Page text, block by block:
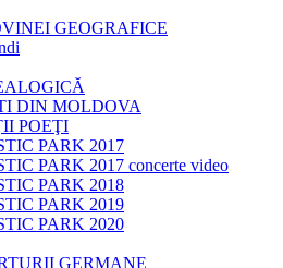
GEOGRAFICE
DIN MOLDOVA
POEŢI
PARK 2017
PARK 2017 concerte video
PARK 2018
PARK 2019
PARK 2020
GERMANE